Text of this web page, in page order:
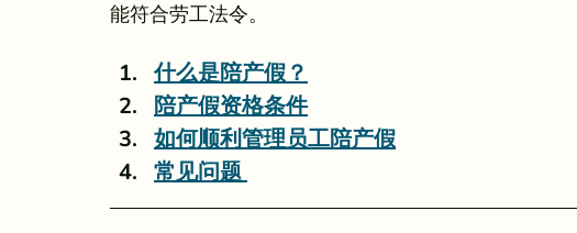
能符合劳工法令。
什么是陪产假？
陪产假资格条件
如何顺利管理员工陪产假
常见问题